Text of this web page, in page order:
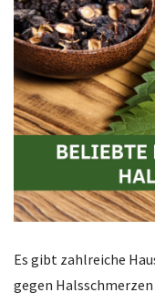
Es gibt zahlreiche
gegen